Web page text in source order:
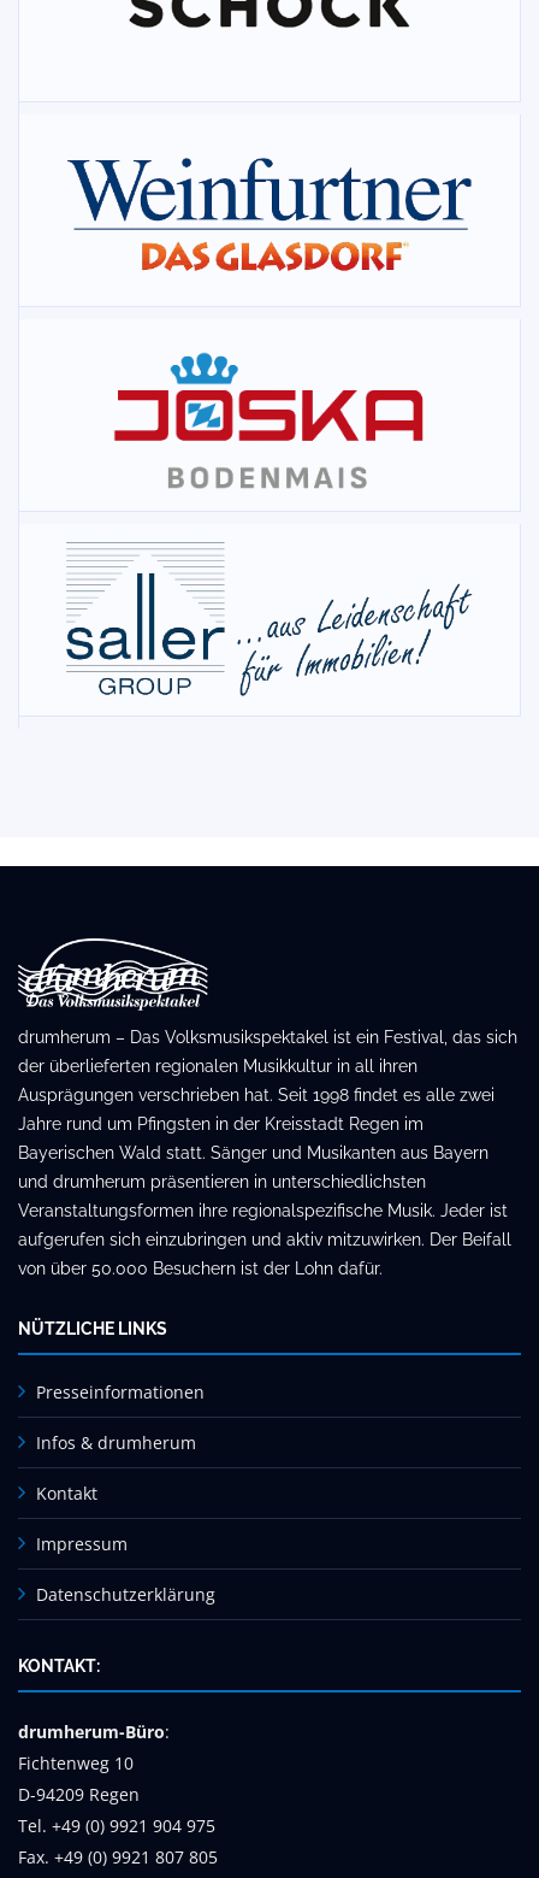
drumherum – Das Volksmusikspektakel ist ein Festival, das sich
der überlieferten regionalen Musikkultur in all ihren
Ausprägungen verschrieben hat. Seit 1998 findet es alle zwei
Jahre rund um Pfingsten in der Kreisstadt Regen im
Bayerischen Wald statt. Sänger und Musikanten aus Bayern
und drumherum präsentieren in unterschiedlichsten
Veranstaltungsformen ihre regionalspezifische Musik. Jeder ist
aufgerufen sich einzubringen und aktiv mitzuwirken. Der Beifall
von über 50.000 Besuchern ist der Lohn dafür.
NÜTZLICHE LINKS
Presseinformationen
Infos & drumherum
Kontakt
Impressum
Datenschutzerklärung
KONTAKT:
drumherum-Büro:
Fichtenweg 10
D-94209 Regen
Tel. +49 (0) 9921 904 975
Fax. +49 (0) 9921 807 805